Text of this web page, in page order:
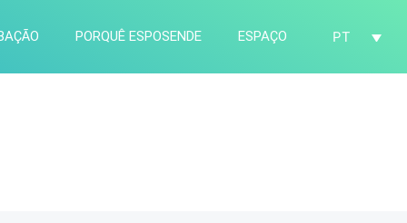
PORQUÊ ESPOSENDE ESPAÇO PT